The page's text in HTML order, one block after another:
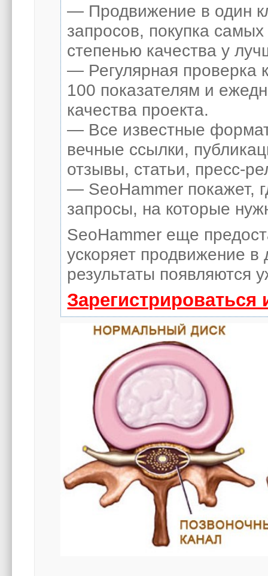
— Продвижение в один
запросов, покупка
степенью качества у
— Регулярная проверка
100 показателям и
качества проекта.
— Все известные
вечные ссылки,
отзывы, статьи, пресс-
— SeoHammer покажет,
запросы, на которые
SeoHammer еще
ускоряет продвижение в
результаты появляются